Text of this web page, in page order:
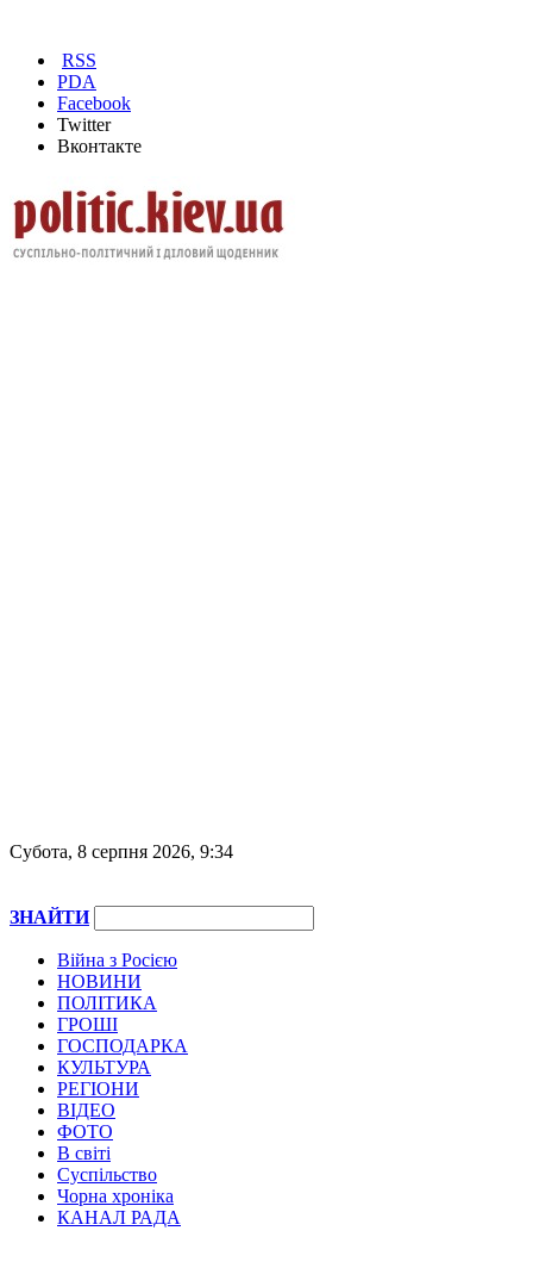
RSS
PDA
Facebook
Twitter
Вконтакте
Субота, 8 серпня 2026, 9:34
ЗНАЙТИ
Війна з Росією
НОВИНИ
ПОЛІТИКА
ГРОШІ
ГОСПОДАРКА
КУЛЬТУРА
РЕГІОНИ
ВІДЕО
ФОТО
В світі
Суспільство
Чорна хроніка
КАНАЛ РАДА